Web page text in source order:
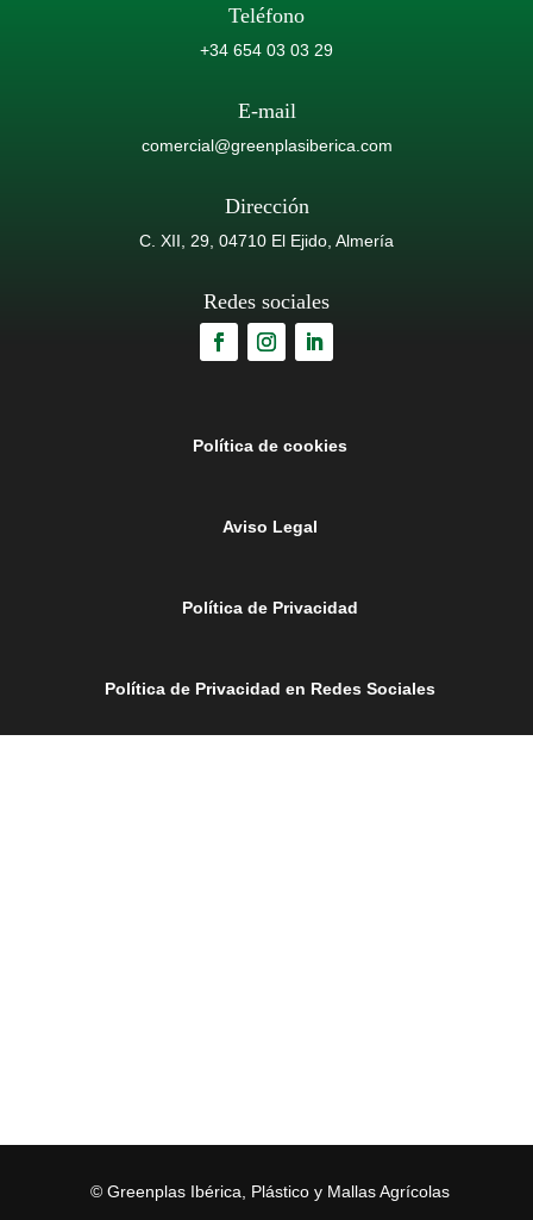
Teléfono
+34 654 03 03 29
E-mail
comercial@greenplasiberica.com
Dirección
C. XII, 29, 04710 El Ejido, Almería
Redes sociales
Política de cookies
Aviso Legal
Política de Privacidad
Política de Privacidad en Redes Sociales
© Greenplas Ibérica, Plástico y Mallas Agrícolas